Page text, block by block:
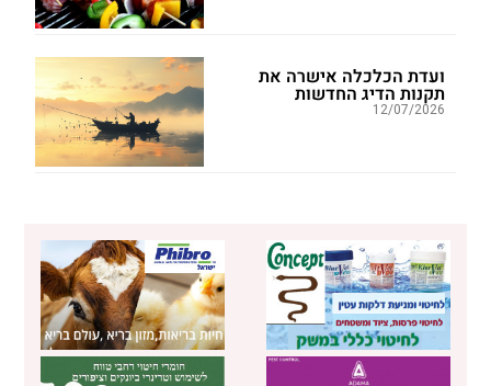
ועדת הכלכלה אישרה את
תקנות הדיג החדשות
12/07/2026